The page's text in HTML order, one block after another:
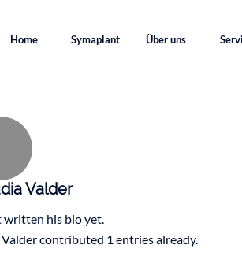
Home Symaplant Über uns
Valder
his bio yet.
contributed 1 entries already.